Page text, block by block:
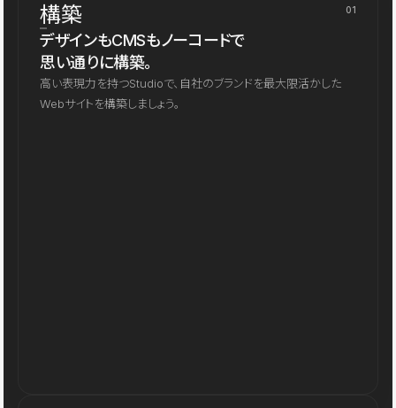
構築 01
デザインもCMSもノーコードで
思い通りに構築。
高い表現力を持つStudioで、自社のブランドを最大限活かした
Webサイトを構築しましょう。